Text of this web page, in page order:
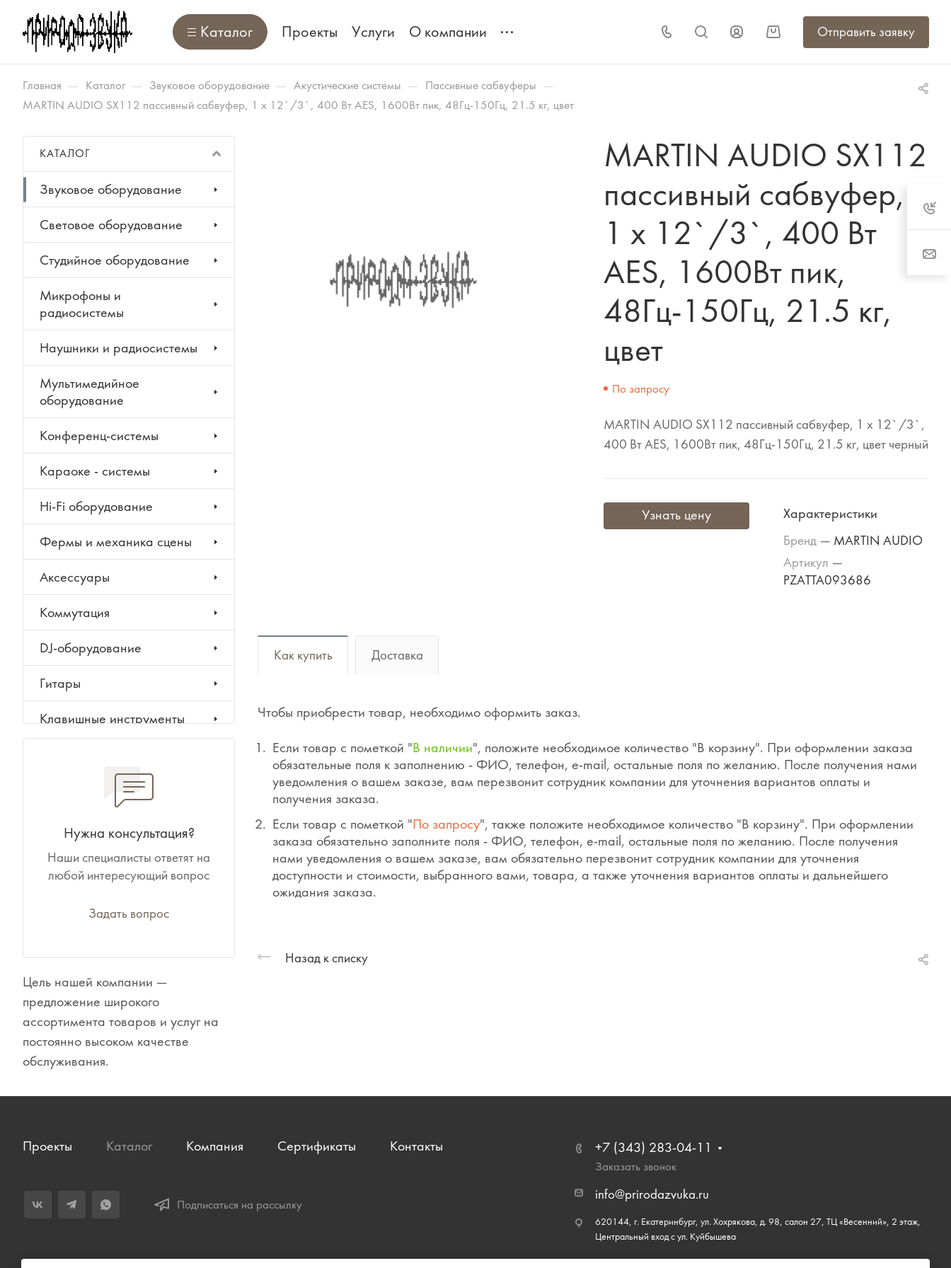
Каталог Проекты Услуги О компании Отправить заявку
Главная — Каталог — Звуковое оборудование — Акустические системы — Пассивные сабвуферы —
MARTIN AUDIO SX112 пассивный сабвуфер, 1 x 12`/3`, 400 Вт AES, 1600Вт пик, 48Гц-150Гц, 21.5 кг, цвет
MARTIN AUDIO SX112
пассивный сабвуфер,
1 x 12`/3`, 400 Вт
AES, 1600Вт пик,
48Гц-150Гц, 21.5 кг,
цвет
По запросу
MARTIN AUDIO SX112 пассивный сабвуфер, 1 x 12`/3`,
400 Вт AES, 1600Вт пик, 48Гц-150Гц, 21.5 кг, цвет черный
Узнать цену Характеристики
Бренд — MARTIN AUDIO
Артикул —
PZATTA093686
Как купить Доставка
Чтобы приобрести товар, необходимо оформить заказ.
Если товар с пометкой "В наличии", положите необходимое количество "В корзину". При оформлении заказа
обязательные поля к заполнению - ФИО, телефон, e-mail, остальные поля по желанию. После получения нами
уведомления о вашем заказе, вам перезвонит сотрудник компании для уточнения вариантов оплаты и
получения заказа.
Если товар с пометкой "По запросу", также положите необходимое количество "В корзину". При оформлении
заказа обязательно заполните поля - ФИО, телефон, e-mail, остальные поля по желанию. После получения
нами уведомления о вашем заказе, вам обязательно перезвонит сотрудник компании для уточнения
доступности и стоимости, выбранного вами, товара, а также уточнения вариантов оплаты и дальнейшего
ожидания заказа.
Назад к списку
КАТАЛОГ
Звуковое оборудование
Световое оборудование
Студийное оборудование
Микрофоны и
радиосистемы
Наушники и радиосистемы
Мультимедийное
оборудование
Конференц-системы
Караоке - системы
Hi-Fi оборудование
Фермы и механика сцены
Аксессуары
Коммутация
DJ-оборудование
Гитары
Клавишные инструменты
Духовые инструменты
Классические инструменты
Народные инструменты
Сувениры
Одежда
Нужна консультация?
Наши специалисты ответят на
любой интересующий вопрос
Задать вопрос
Цель нашей компании —
предложение широкого
ассортимента товаров и услуг на
постоянно высоком качестве
обслуживания.
Проекты Каталог Компания Сертификаты Контакты
Подписаться на рассылку
+7 (343) 283-04-11
Заказать звонок
info@prirodazvuka.ru
620144, г. Екатеринбург, ул. Хохрякова, д. 98, салон 27, ТЦ «Весенний», 2 этаж,
Центральный вход с ул. Куйбышева